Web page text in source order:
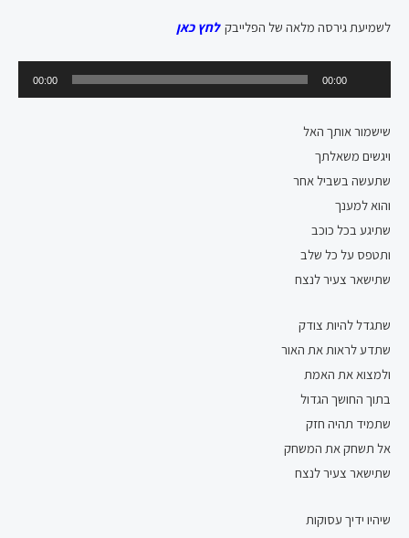
לשמיעת גירסה מלאה של הפלייבקלחץ כאן
אודיו
00:00
00:00
שישמור אותך האל
ויגשים משאלתך
שתעשה בשביל אחר
והוא למענך
שתיגע בכל כוכב
ותטפס על כל שלב
שתישאר צעיר לנצח
שתגדל להיות צודק
שתדע לראות את האור
ולמצוא את האמת
בתוך החושך הגדול
שתמיד תהיה חזק
אל תשחק את המשחק
שתישאר צעיר לנצח
שיהיו ידיך עסוקות